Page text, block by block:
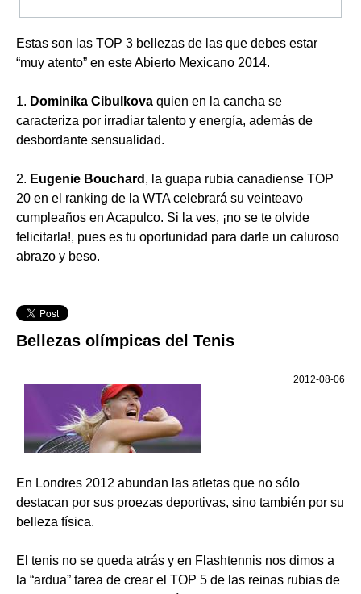
Estas son las TOP 3 bellezas de las que debes estar
“muy atento” en este Abierto Mexicano 2014.
1. Dominika Cibulkova quien en la cancha se
caracteriza por irradiar talento y energía, además de
desbordante sensualidad.
2. Eugenie Bouchard , la guapa rubia canadiense TOP
20 en el ranking de la WTA celebrará su veinteavo
cumpleaños en Acapulco. Si la ves, ¡no se te olvide
felicitarla!, pues es tu oportunidad para darle un caluroso
abrazo y beso.
Bellezas olímpicas del Tenis
2012-08-06
En Londres 2012 abundan las atletas que no sólo
destacan por sus proezas deportivas, sino también por su
belleza física.
El tenis no se queda atrás y en Flashtennis nos dimos a
la “ardua” tarea de crear el TOP 5 de las reinas rubias de